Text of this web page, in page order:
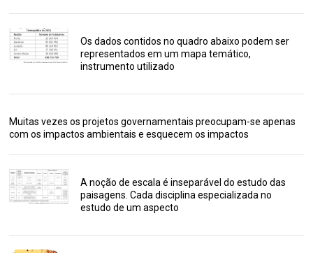
Os dados contidos no quadro abaixo podem ser
representados em um mapa temático,
instrumento utilizado
Muitas vezes os projetos governamentais preocupam-se apenas
com os impactos ambientais e esquecem os impactos
A noção de escala é inseparável do estudo das
paisagens. Cada disciplina especializada no
estudo de um aspecto